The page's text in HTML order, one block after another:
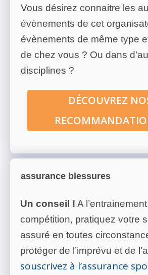
Vous désirez connaitre les
évènements de cet
évènements de même type
de chez vous ? Ou dans
disciplines ?
DÉCOUVREZ
assurance blessures
Un conseil ! A
compétition, pratiquez votre
assuré en toutes
protéger de l’imprévu et de
souscrivez à l’assurance